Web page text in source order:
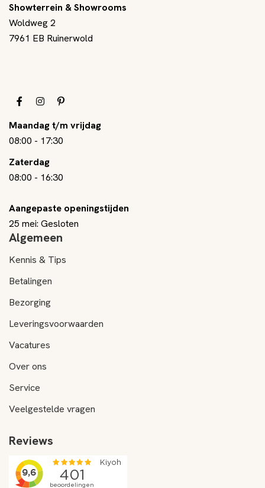
Showterrein & Showrooms
Woldweg 2
7961 EB Ruinerwold
Maandag t/m vrijdag
08:00 - 17:30
Zaterdag
08:00 - 16:30
Aangepaste openingstijden
25 mei: Gesloten
Algemeen
Kennis & Tips
Betalingen
Bezorging
Leveringsvoorwaarden
Vacatures
Over ons
Service
Veelgestelde vragen
Reviews